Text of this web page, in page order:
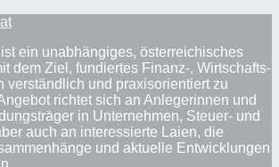
ein unabhängiges, österreichisches
dem Ziel, fundiertes Finanz-, Wirtschafts-
verständlich und praxisorientiert zu
richtet sich an Anlegerinnen und
in Unternehmen, Steuer- und
auch an interessierte Laien, die
und aktuelle Entwicklungen